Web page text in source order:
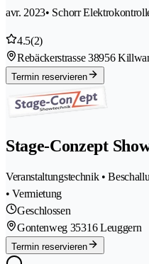
avr. 2023• Schorr
4.5(2)
Rebäckerstrasse 38956
Termin reservieren
Stage-Conzept
Veranstaltungstechnik •
• Vermietung
Geschlossen
Gontenweg 35316 Leuggern
Termin reservieren